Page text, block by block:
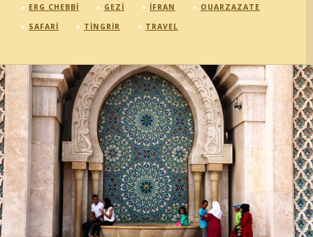
ERG CHEBBI
GEZI IFRAN
OUARZAZATE
SAFARI
TINGRIR TRAVEL